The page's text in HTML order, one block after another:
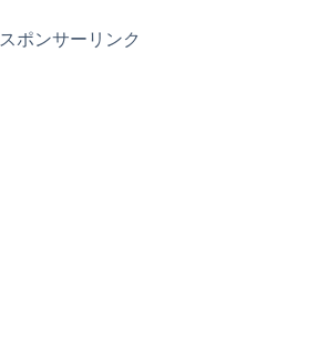
スポンサーリンク